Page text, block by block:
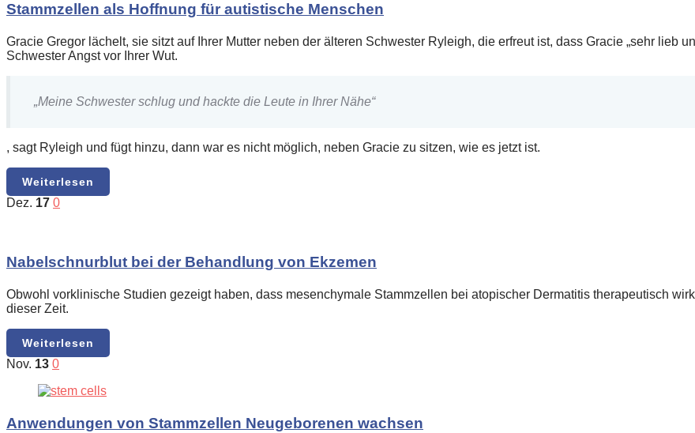
Stammzellen als Hoffnung für autistische Menschen
Gracie Gregor lächelt, sie sitzt auf Ihrer Mutter neben der älteren Schwester Ryleigh, die erfreut ist, dass Gracie „sehr lieb
Schwester Angst vor Ihrer Wut.
„Meine Schwester schlug und hackte die Leute in Ihrer Nähe“
, sagt Ryleigh und fügt hinzu, dann war es nicht möglich, neben Gracie zu sitzen, wie es jetzt ist.
Weiterlesen
Dez. 17 0
Nabelschnurblut bei der Behandlung von Ekzemen
Obwohl vorklinische Studien gezeigt haben, dass mesenchymale Stammzellen bei atopischer Dermatitis therapeutisch
dieser Zeit.
Weiterlesen
Nov. 13 0
Anwendungen von Stammzellen Neugeborenen wachsen